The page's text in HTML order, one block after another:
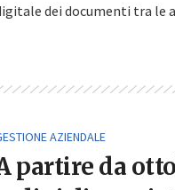
dei documenti tra le
AZIENDALE
partire da